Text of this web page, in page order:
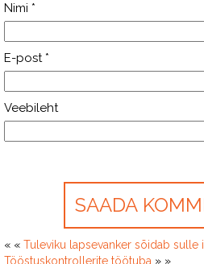
Nimi *
E-post *
Veebileht
« « Tuleviku lapsevanker sõidab sulle
Tööstuskontrollerite töötuba » »